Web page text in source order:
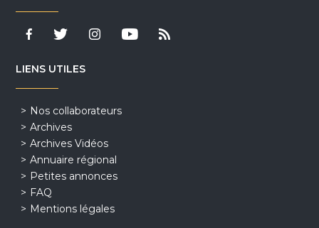
LIENS UTILES
Nos collaborateurs
Archives
Archives Vidéos
Annuaire régional
Petites annonces
FAQ
Mentions légales